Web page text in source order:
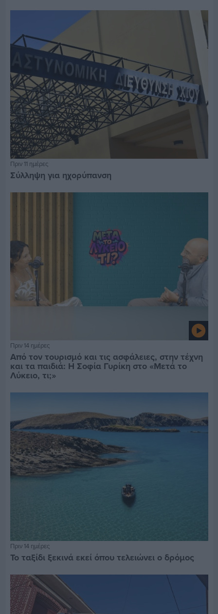
Πριν 11 ημέρες
Σύλληψη για ηχορύπανση
Πριν 14 ημέρες
Από τον τουρισμό και τις ασφάλειες, στην τέχνη
και τα παιδιά: Η Σοφία Γυρίκη στο «Μετά το
Λύκειο, τι;»
Πριν 14 ημέρες
Το ταξίδι ξεκινά εκεί όπου τελειώνει ο δρόμος